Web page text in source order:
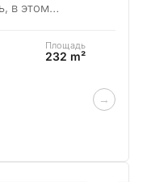
в этом
Площадь
232 m²